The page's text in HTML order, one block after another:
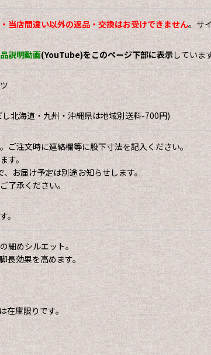
当店間違い以外の返品・交換はお受けできません。サ
説明動画(YouTube)をこのページ下部に表示していま
し北海道・九州・沖縄県は地域別送料-700円)
ご注文時に連絡欄等に股下寸法を記入ください。
す。
お届け予定は別途お知らせします。
了承ください。
。
細めシルエット。
長効果を高めます。
在庫限りです。